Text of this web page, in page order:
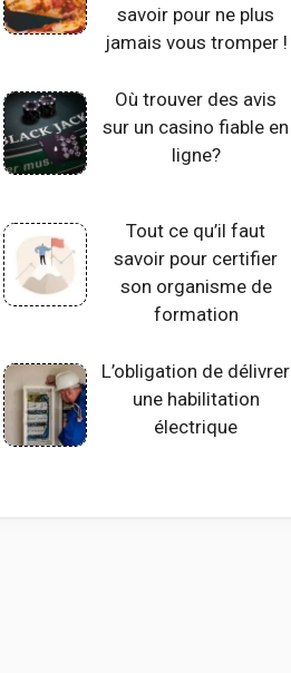
savoir pour ne plus
jamais vous tromper !
Où trouver des avis
sur un casino fiable en
ligne?
Tout ce qu’il faut
savoir pour certifier
son organisme de
formation
L’obligation de délivrer
une habilitation
électrique